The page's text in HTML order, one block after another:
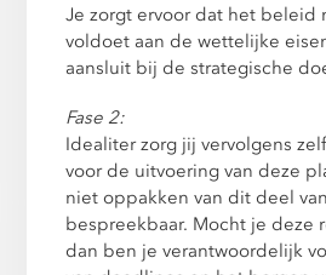
Je zorgt ervoor dat het beleid
voldoet aan de wettelijke
aansluit bij de strategische
Fase 2:
Idealiter zorg jij vervolgens
voor de uitvoering van deze
niet oppakken van dit deel
bespreekbaar. Mocht je deze
dan ben je verantwoordelijk